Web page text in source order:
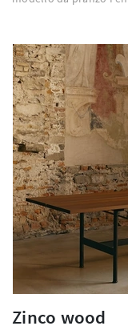
Zinco wood